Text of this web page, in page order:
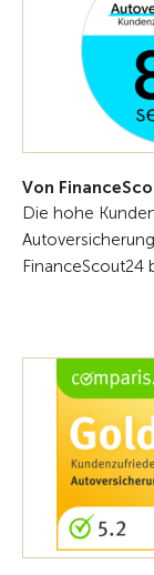
Von
Die hohe
FinanceScout24